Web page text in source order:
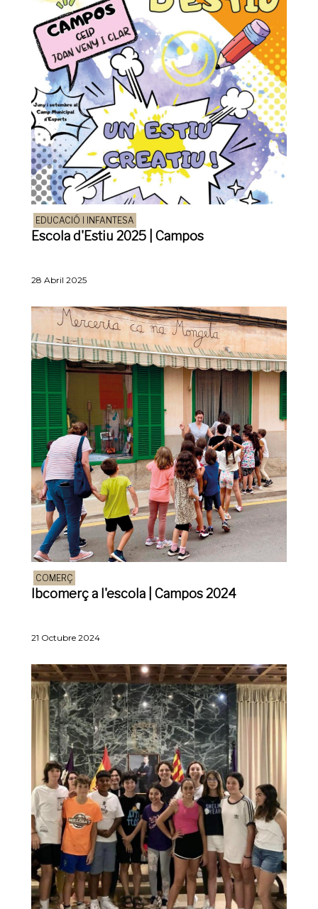
EDUCACIÓ I INFANTESA
Escola d'Estiu 2025 | Campos
28 Abril 2025
COMERÇ
Ibcomerç a l'escola | Campos 2024
21 Octubre 2024